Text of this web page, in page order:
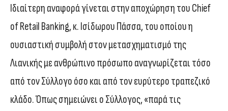
Ιδιαίτερη αναφορά γίνεται στην αποχώρηση του Chief
of Retail Banking, κ. Ισίδωρου Πάσσα, του οποίου η
ουσιαστική συμβολή στον μετασχηματισμό της
Λιανικής με ανθρώπινο πρόσωπο αναγνωρίζεται τόσο
από τον Σύλλογο όσο και από τον ευρύτερο τραπεζικό
κλάδο. Όπως σημειώνει ο Σύλλογος, «παρά τις